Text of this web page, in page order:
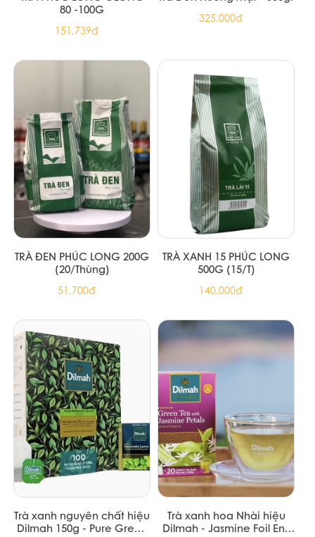
80 -100G
151.739đ
325.000đ
TRÀ ĐEN PHÚC LONG 200G
(20/Thùng)
51.700đ
TRÀ XANH 15 PHÚC LONG
500G (15/T)
140.000đ
Trà xanh nguyên chất hiệu
Dilmah 150g - Pure Green
Trà xanh hoa Nhài hiệu
Dilmah - Jasmine Foil Env